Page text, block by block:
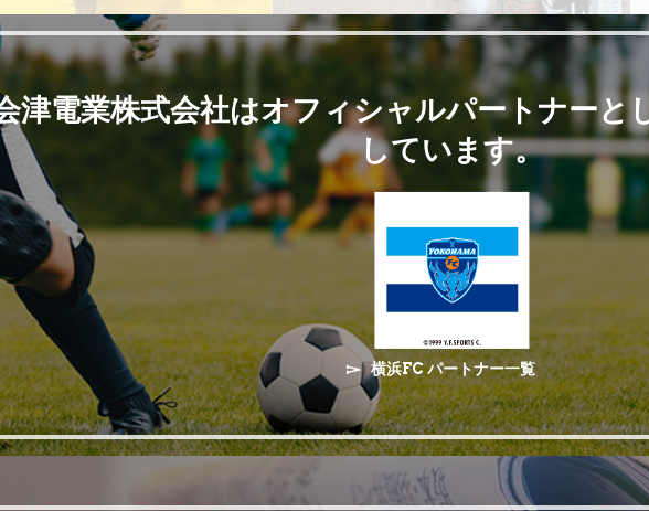
CSR方針を公開しました地域志向CSR方針
「健康経営優良法人2020（中小規模法人部門）」として
認定されました。認定証PDF
週刊電業特報No.3131(令和2年1月22日発行)に代表挨拶の
記事が掲載されました週刊電業特報 No.3131
弊社代表の菊地が理事長を務める一般社団法人 横浜市電
設協会が WFP（国際連合世界食糧計画）に50万円を寄
付しました
横浜市建築保全公社様より優良工事施工者の表彰を受け
ました優良工事施者表彰
csr方針を公開しましたcsr
津電業株式会社はオフィシャルパートナーと
しています。
横浜FC パートナー一覧